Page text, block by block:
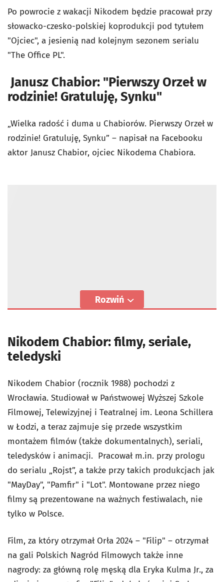
Po powrocie z wakacji Nikodem będzie pracował przy
słowacko-czesko-polskiej koprodukcji pod tytułem
"Ojciec", a jesienią nad kolejnym sezonem serialu
"The Office PL".
Janusz Chabior: "Pierwszy Orzeł w
rodzinie! Gratuluję, Synku"
„Wielka radość i duma u Chabiorów. Pierwszy Orzeł w
rodzinie! Gratuluję, Synku” – napisał na Facebooku
aktor Janusz Chabior, ojciec Nikodema Chabiora.
Rozwiń
Nikodem Chabior: filmy, seriale,
teledyski
Nikodem Chabior (rocznik 1988) pochodzi z
Wrocławia. Studiował w Państwowej Wyższej Szkole
Filmowej, Telewizyjnej i Teatralnej im. Leona Schillera
w Łodzi, a teraz zajmuje się przede wszystkim
montażem filmów (także dokumentalnych), seriali,
teledysków i animacji. Pracował m.in. przy prologu
do serialu „Rojst”, a także przy takich produkcjach jak
"MayDay", "Pamfir" i "Lot". Montowane przez niego
filmy są prezentowane na ważnych festiwalach, nie
tylko w Polsce.
Film, za który otrzymał Orła 2024 – "Filip" – otrzymał
na gali Polskich Nagród Filmowych także inne
nagrody: za główną rolę męską dla Eryka Kulma Jr., za